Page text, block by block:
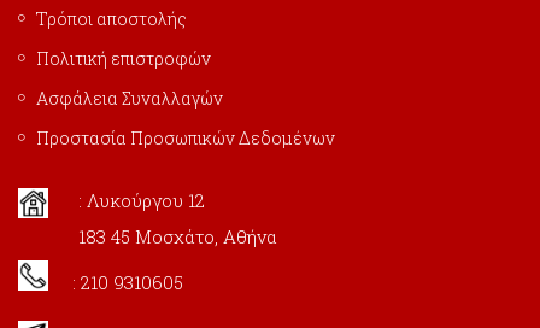
Τρόποι αποστολής
Πολιτική επιστροφών
Ασφάλεια Συναλλαγών
Προστασία Προσωπικών Δεδομένων
: Λυκούργου 12
183 45 Μοσχάτο, Αθήνα
: 210 9310605